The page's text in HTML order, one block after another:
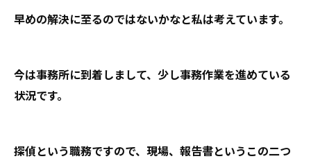
早めの解決に至るのではないかなと私は考えています。
今は事務所に到着しまして、少し事務作業を進めている
状況です。
探偵という職務ですので、現場、報告書というこの二つ